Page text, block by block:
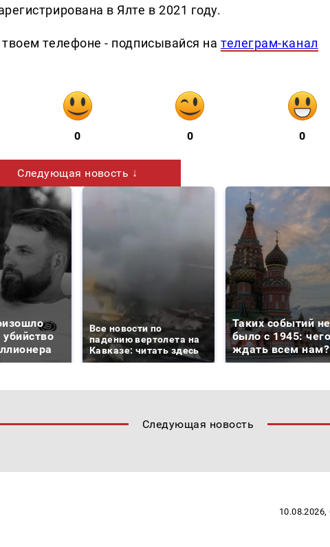
в Ялте в 2021 году.
телефоне - подписывайся нателеграм-канал
0 0 0
Следующая новость ↓
Все новости по
падению вертолета на
Кавказе: читать здесь
Таких событий не
было с 1945: чего
ждать всем нам?
Следующая новость
10.08.2026,